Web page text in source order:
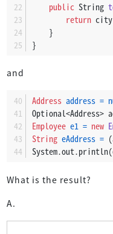
public String
return
    }
}
and
Address address =
Optional<Address>
Employee e1 = new
String eAddress =
What is the result?
A.